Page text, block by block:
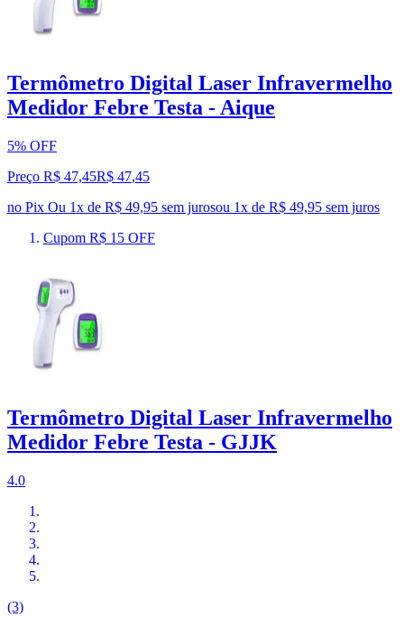
Termômetro Digital Laser Infravermelho
Medidor Febre Testa - Aique
5% OFF
Preço R$ 47,45R$ 47,45
no Pix Ou 1x de R$ 49,95 sem jurosou 1x de R$ 49,95 sem juros
Cupom R$ 15 OFF
Termômetro Digital Laser Infravermelho
Medidor Febre Testa - GJJK
4.0
(3)